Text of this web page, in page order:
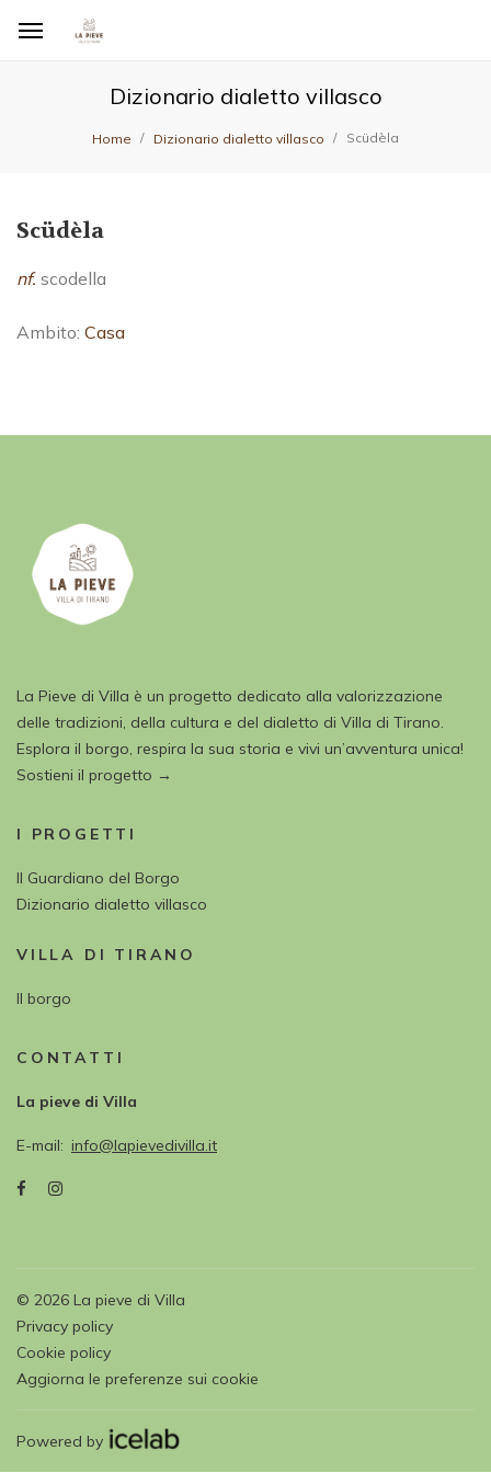
Dizionario dialetto villasco
Home Dizionario dialetto villasco Scüdèla
Scüdèla
nf. scodella
Ambito: Casa
La Pieve di Villa è un progetto dedicato alla valorizzazione
delle tradizioni, della cultura e del dialetto di Villa di Tirano.
Esplora il borgo, respira la sua storia e vivi un’avventura unica!
Sostieni il progetto →
I PROGETTI
Il Guardiano del Borgo
Dizionario dialetto villasco
VILLA DI TIRANO
Il borgo
CONTATTI
La pieve di Villa
E-mail info@lapievedivilla.it
© 2026 La pieve di Villa
Privacy policy
Cookie policy
Aggiorna le preferenze sui cookie
Powered by